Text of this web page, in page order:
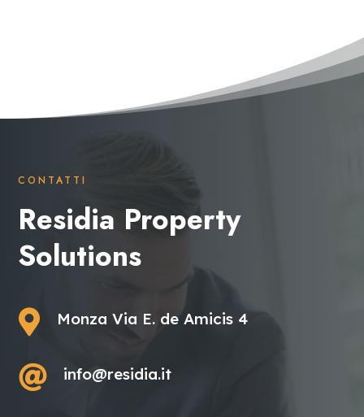
CONTATTI
Residia Property
Solutions
 Monza Via E. de Amicis 4
 info@residia.it